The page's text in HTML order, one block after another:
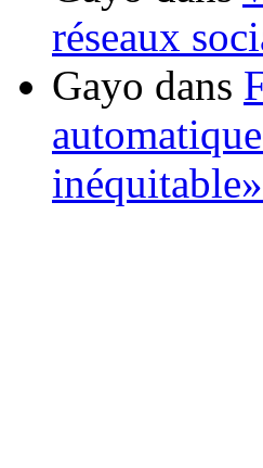
réseaux
Gayo dans